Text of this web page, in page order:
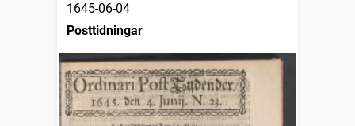
1645-06-04
Posttidningar